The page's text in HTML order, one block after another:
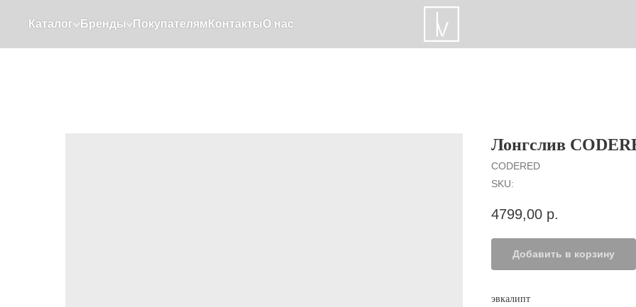
Каталог Бренды Покупателям КонтактыО нас
Лонгслив
CODERED
SKU:
4799,00 р.
Добавить в корзину
эвкалипт